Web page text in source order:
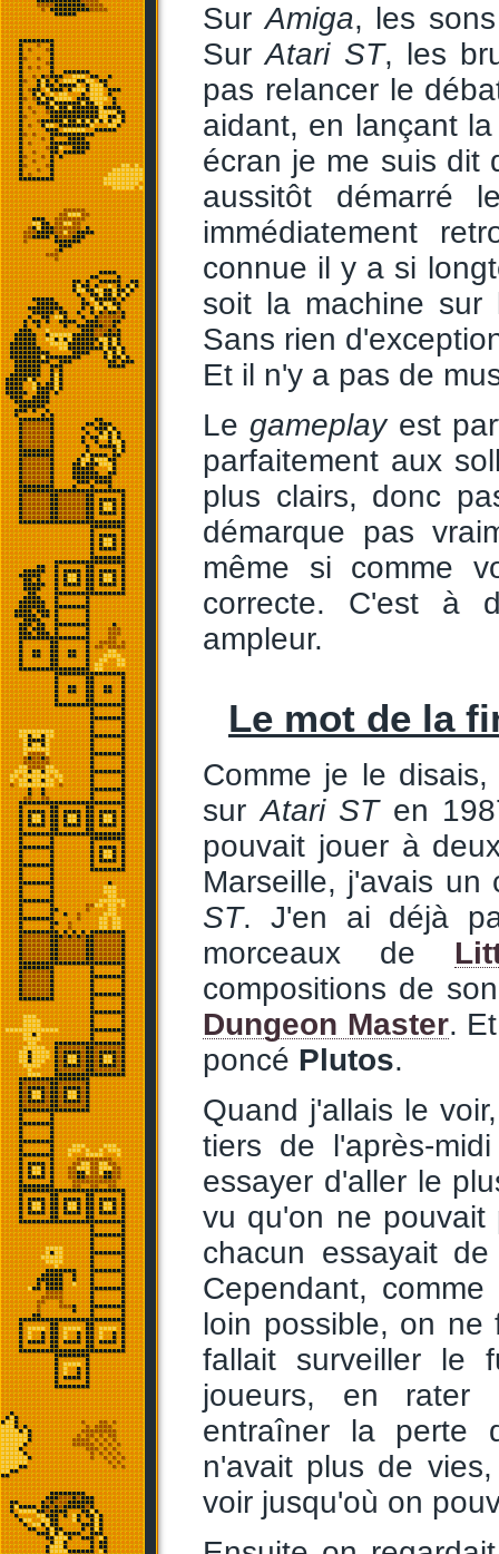
SurAmiga, les
SurAtari ST, les
pas relancer le
aidant, en lançant
écran je me suis dit
aussitôt démarré
immédiatement
connue il y a si
soit la machine
Sans rien
Et il n'y a pas de
Le gameplayest
parfaitement aux
plus clairs, donc
démarque pas
même si comme
correcte. C'est à
ampleur.
Le mot de la
Comme je le
surAtari STen
pouvait jouer à
Marseille, j'avais un
ST. J'en ai déjà
morceaux de
compositions de
Dungeon Master.
poncé Plutos.
Quand j'allais le
tiers de l'après-
essayer d'aller le
vu qu'on ne
chacun essayait
Cependant,
loin possible, on ne
fallait surveiller le
joueurs, en rater
entraîner la perte
n'avait plus de
voir jusqu'où on